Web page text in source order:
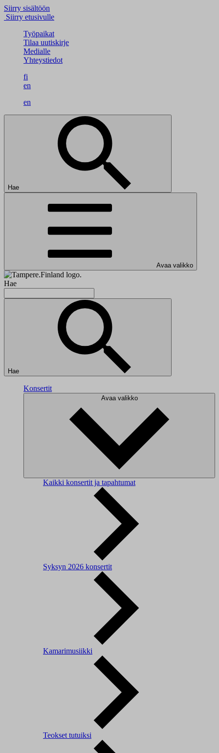
Siirry sisältöön
Siirry etusivulle
Työpaikat
Tilaa uutiskirje
Medialle
Yhteystiedot
fi
en
en
Hae
Avaa valikko
Hae
Hae
Konsertit
Avaa valikko
Kaikki konsertit ja tapahtumat
Syksyn 2026 konsertit
Kamarimusiikki
Teokset tutuiksi